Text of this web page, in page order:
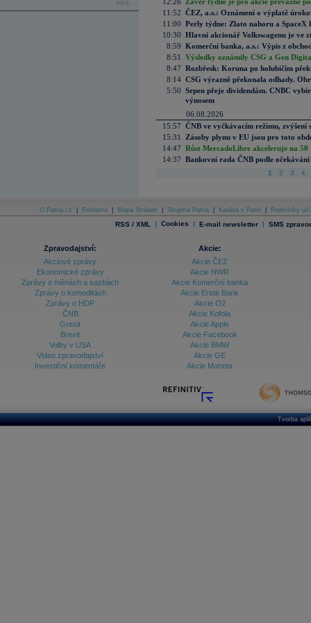
více...
11:52 ČEZ, a.s.: Oznámení o výplatě
11:00 Perly týdne: Zlato nahoru a SpaceX
10:30 Hlavní akcionář Volkswagenu je ve
8:59 Komerční banka, a.s.: Výpis z
8:51
Výsledky oznámily CSG a Gen
8:47 Rozbřesk: Koruna po holubičím
8:14 CSG výrazně překonala odhady.
5:50 Srpen přeje dividendám. CNBC
výnosem
06.08.2026
15:57 ČNB ve vyčkávacím režimu, zvýšení
15:31
Zásoby plynu v EU jsou pro toto
14:47 Růst MercadoLibre akceleruje na
14:37 Bankovní rada ČNB podle
1 2 3 4
O Patria.cz Reklama Mapa Stránek Skupina Patria Kariéra v Patrii Podmínky
RSS / XML | Cookies | E-mail newsletter | SMS
Zpravodajství:
Akciové zprávy
Ekonomické zprávy
Zprávy o měnách a sazbách
Zprávy o komoditách
Zprávy o HDP
ČNB
Grexit
Brexit
Volby v USA
Video zpravodajství
Investiční komentáře
Akcie:
Akcie ČEZ
Akcie NWR
Akcie Komerční banka
Akcie Erste Bank
Akcie O2
Akcie Kofola
Akcie Apple
Akcie Facebook
Akcie BMW
Akcie GE
Akcie Moneta
Tvorba